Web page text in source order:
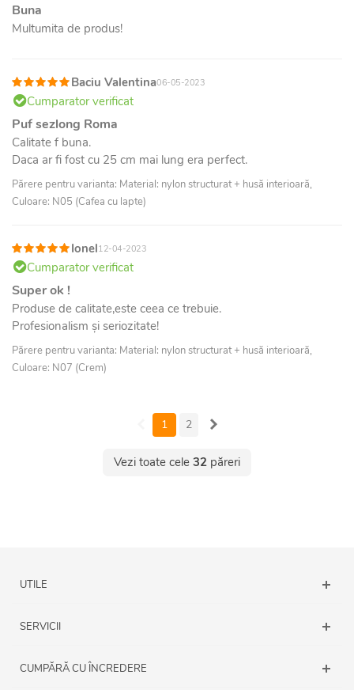
Buna
Multumita de produs!
Baciu Valentina06-05-2023
Cumparator verificat
Puf sezlong Roma
Calitate f buna.
Daca ar fi fost cu 25 cm mai lung era perfect.
Părere pentru varianta: Material: nylon structurat + husă interioară,
Culoare: N05 (Cafea cu lapte)
Ionel12-04-2023
Cumparator verificat
Super ok !
Produse de calitate,este ceea ce trebuie.
Profesionalism și seriozitate!
Părere pentru varianta: Material: nylon structurat + husă interioară,
Culoare: N07 (Crem)
1 2
Vezi toate cele 32 păreri
UTILE
SERVICII
CUMPĂRĂ CU ÎNCREDERE